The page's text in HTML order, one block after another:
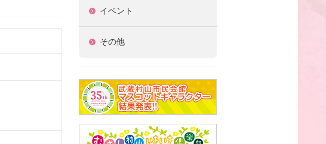
イベント
その他